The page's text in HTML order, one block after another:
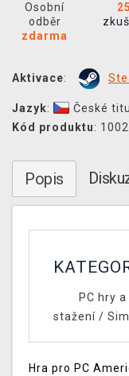
Osobní
odběr
zdarma
Aktivace:
Jazyk:
České
Kód produktu:
Popis
PC hry
stažení /
Hra pro PC